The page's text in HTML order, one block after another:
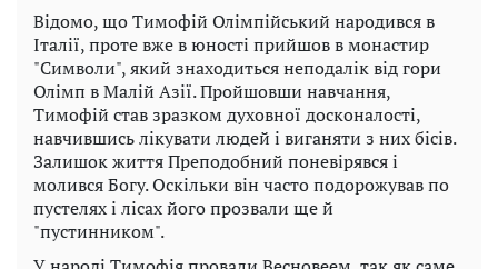
Відомо, що Тимофій Олімпійський народився в
Італії, проте вже в юності прийшов в монастир
"Символи", який знаходиться неподалік від гори
Олімп в Малій Азії. Пройшовши навчання,
Тимофій став зразком духовної досконалості,
навчившись лікувати людей і виганяти з них бісів.
Залишок життя Преподобний поневірявся і
молився Богу. Оскільки він часто подорожував по
пустелях і лісах його прозвали ще й
"пустинником".